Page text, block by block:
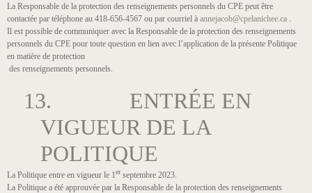
La Responsable de la protection des renseignements personnels du CPE peut être
contactée par téléphone au 418-656-4567 ou par courriel à annejacob@cpelanichee.ca .
Il est possible de communiquer avec la Responsable de la protection des renseignements
personnels du CPE pour toute question en lien avec l’application de la présente Politique
en matière de protection
des renseignements personnels.
13. ENTRÉE EN
VIGUEUR DE LA
POLITIQUE
La Politique entre en vigueur le 1er septembre 2023.
La Politique a été approuvée par la Responsable de la protection des renseignements